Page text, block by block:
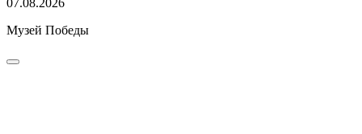
Музей Победы